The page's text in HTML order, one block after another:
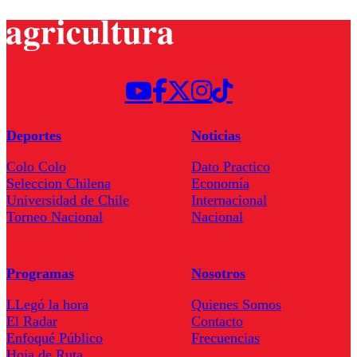
Deportes
Colo Colo
Seleccion Chilena
Universidad de Chile
Torneo Nacional
Noticias
Dato Practico
Economía
Internacional
Nacional
Programas
LLegó la hora
El Radar
Enfoqué Público
Nosotros
Quienes Somos
Contacto
Frecuencias